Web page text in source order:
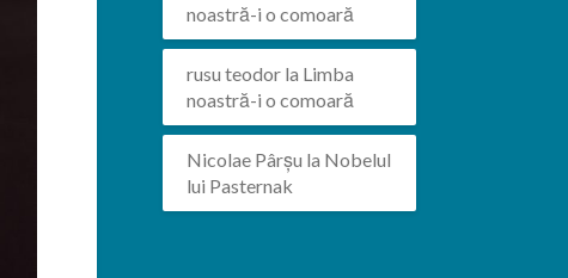
noastră-i o comoară
rusu teodorla Limba
noastră-i o comoară
Nicolae Pârșu la Nobelul
lui Pasternak